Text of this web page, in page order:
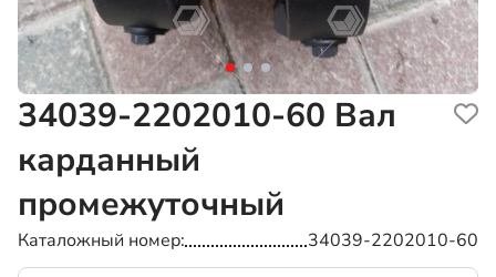
34039-2202010-60 Вал
карданный
промежуточный
Каталожный номер 34039-2202010-60